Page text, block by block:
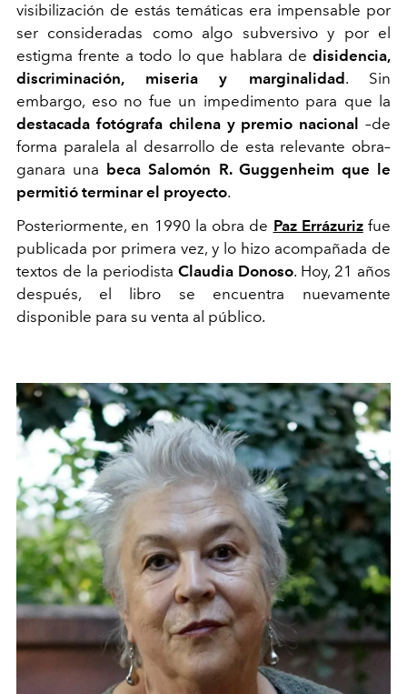
visibilización de estás temáticas era impensable por
ser consideradas como algo subversivo y por el
estigma frente a todo lo que hablara de disidencia,
discriminación, miseria y marginalidad . Sin
embargo, eso no fue un impedimento para que la
destacada fotógrafa chilena y premio nacional –de
forma paralela al desarrollo de esta relevante obra–
ganara una beca Salomón R. Guggenheim que le
permitió terminar el proyecto.
Posteriormente, en 1990 la obra de Paz Errázurizfue
publicada por primera vez, y lo hizo acompañada de
textos de la periodista Claudia Donoso. Hoy, 21 años
después, el libro se encuentra nuevamente
disponible para su venta al público.